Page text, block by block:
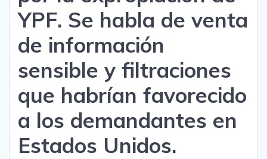
YPF. Se habla de venta
de información
sensible y filtraciones
que habrían favorecido
a los demandantes en
Estados Unidos.